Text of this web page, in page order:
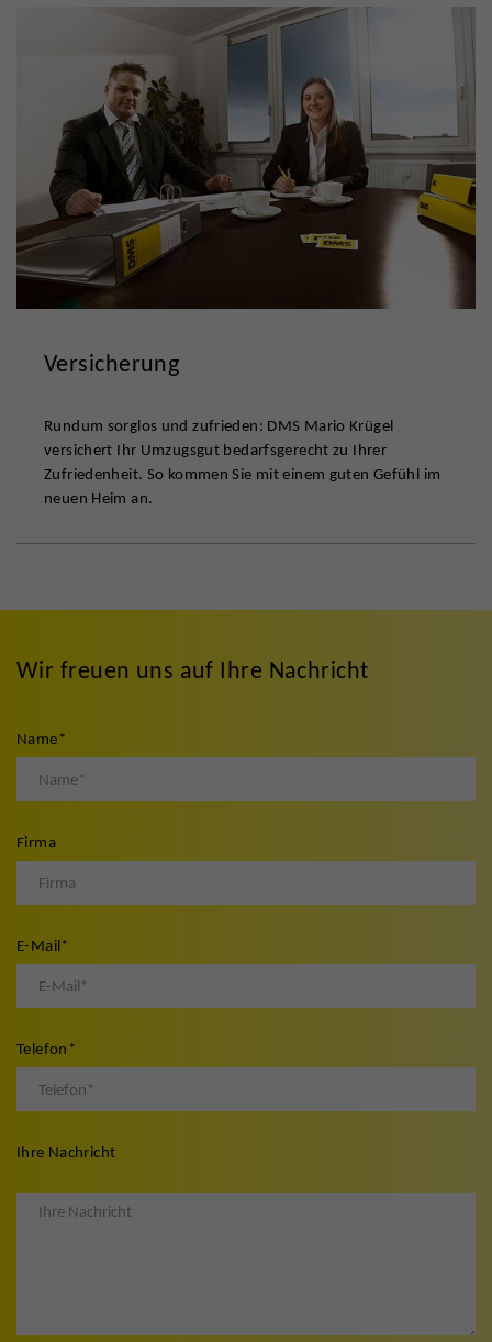
Versicherung
Rundum sorglos und zufrieden: DMS Mario Krügel
versichert Ihr Umzugsgut bedarfsgerecht zu Ihrer
Zufriedenheit. So kommen Sie mit einem guten Gefühl im
neuen Heim an.
Wir freuen uns auf Ihre Nachricht
Name*
Firma
E-Mail*
Telefon *
Ihre Nachricht